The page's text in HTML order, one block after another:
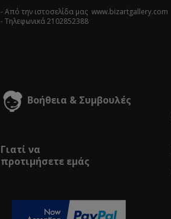
- Από την ιστοσελίδα μας www.bizartgallery.com
- Tηλεφωνικά 2102852388
Βοήθεια & Συμβουλές
Γιατί να
προτιμήσετε εμάς